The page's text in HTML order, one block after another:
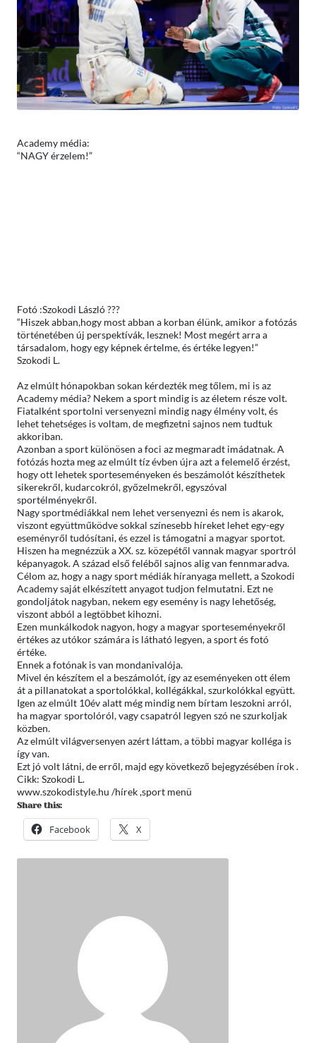
Academy média:
“NAGY érzelem!”
Fotó :Szokodi László???
“Hiszek abban,hogy most abban a korban élünk, amikor a fotózás
történetében új perspektívák, lesznek! Most megért arra a
társadalom, hogy egy képnek értelme, és értéke legyen!”
Szokodi L.
Az elmúlt hónapokban sokan kérdezték meg tőlem, mi is az
Academy média? Nekem a sport mindig is az életem része volt.
Fiatalként sportolni versenyezni mindig nagy élmény volt, és
lehet tehetséges is voltam, de megfizetni sajnos nem tudtuk
akkoriban.
Azonban a sport különösen a foci az megmaradt imádatnak. A
fotózás hozta meg az elmúlt tíz évben újra azt a felemelő érzést,
hogy ott lehetek sporteseményeken és beszámolót készíthetek
sikerekről, kudarcokról, győzelmekről, egyszóval
sportélményekről.
Nagy sportmédiákkal nem lehet versenyezni és nem is akarok,
viszont együttműködve sokkal színesebb híreket lehet egy-egy
eseményről tudósítani, és ezzel is támogatni a magyar sportot.
Hiszen ha megnézzük a XX. sz. közepétől vannak magyar sportról
képanyagok. A század első feléből sajnos alig van fennmaradva.
Célom az, hogy a nagy sport médiák híranyaga mellett, a Szokodi
Academy saját elkészített anyagot tudjon felmutatni. Ezt ne
gondoljátok nagyban, nekem egy esemény is nagy lehetőség,
viszont abból a legtöbbet kihozni.
Ezen munkálkodok nagyon, hogy a magyar sporteseményekről
értékes az utókor számára is látható legyen, a sport és fotó
értéke.
Ennek a fotónak is van mondanivalója.
Mivel én készítem el a beszámolót, így az eseményeken ott élem
át a pillanatokat a sportolókkal, kollégákkal, szurkolókkal együtt.
Igen az elmúlt 10év alatt még mindig nem bírtam leszokni arról,
ha magyar sportolóról, vagy csapatról legyen szó ne szurkoljak
közben.
Az elmúlt világversenyen azért láttam, a többi magyar kolléga is
így van.
Ezt jó volt látni, de erről, majd egy következő bejegyzésében írok .
Cikk: Szokodi L.
www.szokodistyle.hu /hírek ,sport menü
Share this:
Facebook X